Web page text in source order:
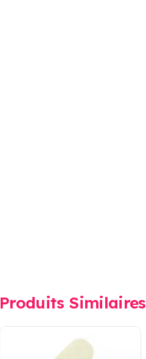
Produits Similaires